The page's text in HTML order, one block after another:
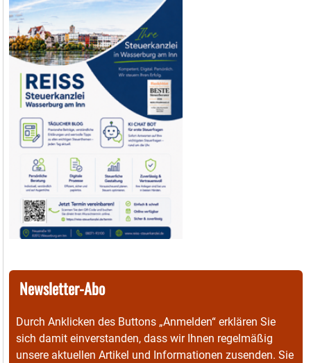
Newsletter-Abo
Durch Anklicken des Buttons „Anmelden“ erklären Sie
sich damit einverstanden, dass wir Ihnen regelmäßig
unsere aktuellen Artikel und Informationen zusenden. Sie